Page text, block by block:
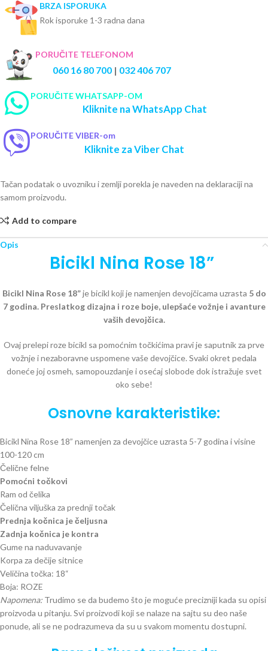
BRZA ISPORUKA
Rok isporuke 1-3 radna dana
PORUČITE TELEFONOM
060 16 80 700 | 032 406 707
PORUČITE WHATSAPP-OM
Kliknite na WhatsApp Chat
PORUČITE VIBER-om
Kliknite za Viber Chat
Tačan podatak o uvozniku i zemlji porekla je naveden na deklaraciji na
samom proizvodu.
Add to compare
Opis
Bicikl Nina Rose 18”
Bicikl Nina Rose 18” je bicikl koji je namenjen devojčicama uzrasta 5 do
7 godina. Preslatkog dizajna i roze boje, ulepšaće vožnje i avanture
vaših devojčica.
Ovaj prelepi roze bicikl sa pomoćnim točkićima pravi je saputnik za prve
vožnje i nezaboravne uspomene vaše devojčice. Svaki okret pedala
doneće joj osmeh, samopouzdanje i osećaj slobode dok istražuje svet
oko sebe!
Osnovne karakteristike:
Bicikl Nina Rose 18” namenjen za devojčice uzrasta 5-7 godina i visine
100-120 cm
Čelične felne
Pomoćni točkovi
Ram od čelika
Čelična viljuška za prednji točak
Prednja kočnica je čeljusna
Zadnja kočnica je kontra
Gume na naduvavanje
Korpa za dečije sitnice
Veličina točka: 18“
Boja: ROZE
Napomena: Trudimo se da budemo što je moguće precizniji kada su opisi
proizvoda u pitanju. Svi proizvodi koji se nalaze na sajtu su deo naše
ponude, ali se ne podrazumeva da su u svakom momentu dostupni.